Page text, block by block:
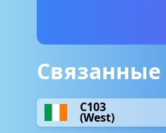
Связанные
C103
(West)